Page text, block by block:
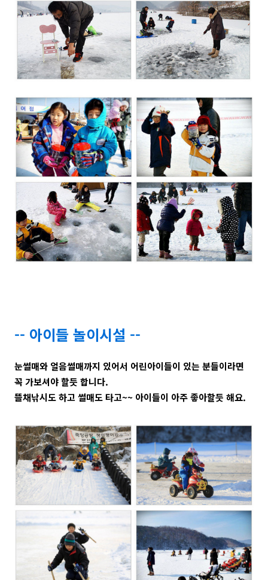
-- 아이들 놀이시설 --
눈썰매와 얼음썰매까지 있어서 어린아이들이 있는 분들이라면
꼭 가보셔야 할듯 합니다.
뜰채낚시도 하고 썰매도 타고~~ 아이들이 아주 좋아할듯 해요.